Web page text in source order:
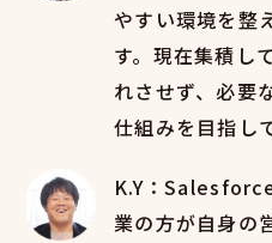
やすい環境を整
す。現在集積し
れさせず、必要
仕組みを目指し
K.Y：
業の方が自身の